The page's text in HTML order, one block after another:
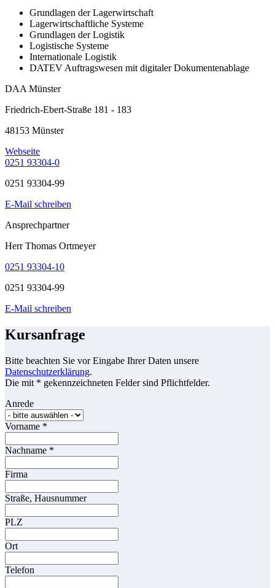
Grundlagen der Lagerwirtschaft
Lagerwirtschaftliche Systeme
Grundlagen der Logistik
Logistische Systeme
Internationale Logistik
DATEV Auftragswesen mit digitaler Dokumentenablage
DAA Münster
Friedrich-Ebert-Straße 181 - 183
48153 Münster
Webseite
0251 93304-0
0251 93304-99
E-Mail schreiben
Ansprechpartner
Herr Thomas Ortmeyer
0251 93304-10
0251 93304-99
E-Mail schreiben
Kursanfrage
Bitte beachten Sie vor Eingabe Ihrer Daten unsere
Datenschutzerklärung.
Die mit * gekennzeichneten Felder sind Pflichtfelder.
Anrede
Vorname *
Nachname *
Firma
Straße, Hausnummer
PLZ
Ort
Telefon